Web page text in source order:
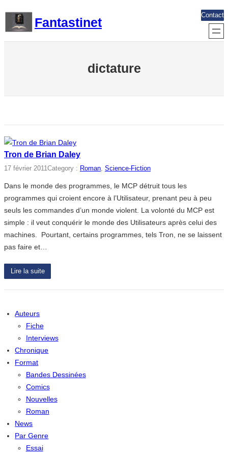
contenu
Fantastinet
Contact
dictature
Tron de Brian Daley
17 février 2011Category : Roman, Science-Fiction
Dans le monde des programmes, le MCP détruit tous les
programmes qui croient encore à l’Utilisateur, prenant peu à peu
seuls les commandes d’un monde violent. La volonté du MCP est
simple : il veut conquérir le monde des Utilisateurs après celui des
machines. Pourtant, certains programmes, tels Tron, ne se laissent
pas faire et…
Lire la suite
Auteurs
Fiche
Interviews
Chronique
Format
Bandes Dessinées
Comics
Nouvelles
Roman
News
Par Genre
Essai